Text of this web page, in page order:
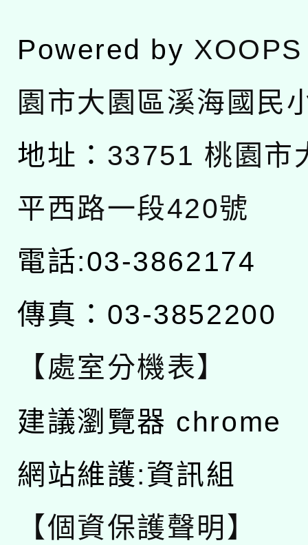
Powered by XOOPS
園市大園區溪海國民
地址： 33751 桃園市
平西路一段420號
電話:03-3862174
傳真：03-3852200
【處室分機表】
建議瀏覽器 chrome
網站維護:資訊組
【個資保護聲明】